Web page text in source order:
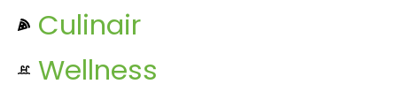
Culinair
Wellness